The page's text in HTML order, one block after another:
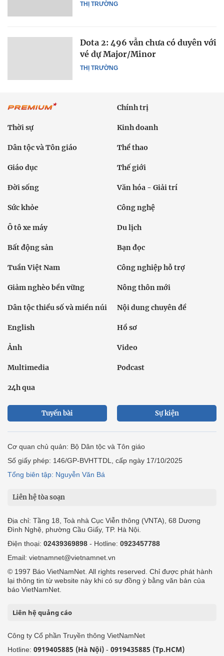
THỊ TRƯỜNG
THỊ TRƯỜNG
Dota 2: 496 vẫn chưa có duyên với
vé dự Major/Minor
Chính trị
Thời sự Kinh doanh
Dân tộc và Tôn giáo Thể thao
Giáo dục Thế giới
Đời sống Văn hóa - Giải trí
Sức khỏe Công nghệ
Ô tô xe máy Du lịch
Bất động sản Bạn đọc
Tuần Việt Nam Công nghiệp hỗ trợ
Giảm nghèo bền vững Nông thôn mới
Dân tộc thiểu số và miền núi Nội dung chuyên đề
English Hồ sơ
Ảnh Video
Multimedia Podcast
24h qua
Tuyến bài Sự kiện
Cơ quan chủ quản: Bộ Dân tộc và Tôn giáo
Số giấy phép: 146/GP-BVHTTDL, cấp ngày 17/10/2025
Tổng biên tập: Nguyễn Văn Bá
Liên hệ tòa soạn
Địa chỉ: Tầng 18, Toà nhà Cục Viễn thông (VNTA), 68 Dương
Đình Nghệ, phường Cầu Giấy, TP. Hà Nội.
Điện thoại: 02439369898 - Hotline: 0923457788
Email: vietnamnet@vietnamnet.vn
© 1997 Báo VietNamNet. All rights reserved. Chỉ được phát hành
lại thông tin từ website này khi có sự đồng ý bằng văn bản của
báo VietNamNet.
Liên hệ quảng cáo
Công ty Cổ phần Truyền thông VietNamNet
Hotline: 0919405885 (Hà Nội) - 0919435885 (Tp.HCM)